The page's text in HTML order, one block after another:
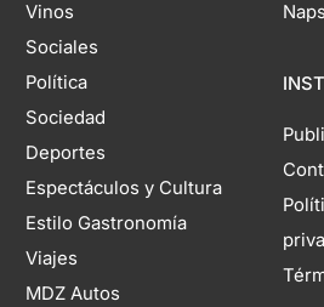
Vinos
Sociales
Política
Sociedad
Deportes
Espectáculos y Cultura
Estilo Gastronomía
Viajes
MDZ Autos